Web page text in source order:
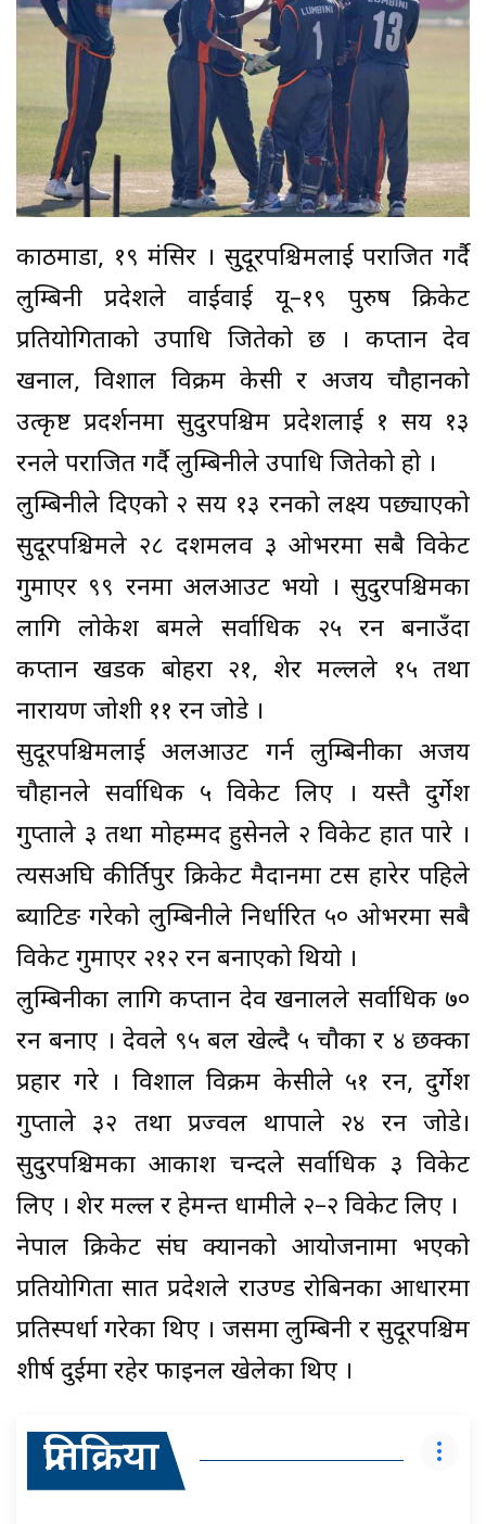
काठमाडौं, १९ मंसिर । सु्दूरपश्चिमलाई पराजित गर्दै
लुम्बिनी प्रदेशले वाईवाई यू–१९ पुरुष क्रिकेट
प्रतियोगिताको उपाधि जितेको छ । कप्तान देव
खनाल, विशाल विक्रम केसी र अजय चौहानको
उत्कृष्ट प्रदर्शनमा सुदुरपश्चिम प्रदेशलाई १ सय १३
रनले पराजित गर्दै लुम्बिनीले उपाधि जितेको हो ।
लुम्बिनीले दिएको २ सय १३ रनको लक्ष्य पछ्याएको
सुदूरपश्चिमले २८ दशमलव ३ ओभरमा सबै विकेट
गुमाएर ९९ रनमा अलआउट भयो । सुदुरपश्चिमका
लागि लोकेश बमले सर्वाधिक २५ रन बनाउँदा
कप्तान खडक बोहरा २१, शेर मल्लले १५ तथा
नारायण जोशी ११ रन जोडे ।
सुदूरपश्चिमलाई अलआउट गर्न लुम्बिनीका अजय
चौहानले सर्वाधिक ५ विकेट लिए । यस्तै दुर्गेश
गुप्ताले ३ तथा मोहम्मद हुसेनले २ विकेट हात पारे ।
त्यसअघि कीर्तिपुर क्रिकेट मैदानमा टस हारेर पहिले
ब्याटिङ गरेको लुम्बिनीले निर्धारित ५० ओभरमा सबै
विकेट गुमाएर २१२ रन बनाएको थियो ।
लुम्बिनीका लागि कप्तान देव खनालले सर्वाधिक ७०
रन बनाए । देवले ९५ बल खेल्दै ५ चौका र ४ छक्का
प्रहार गरे । विशाल विक्रम केसीले ५१ रन, दुर्गेश
गुप्ताले ३२ तथा प्रज्वल थापाले २४ रन जोडे।
सुदुरपश्चिमका आकाश चन्दले सर्वाधिक ३ विकेट
लिए । शेर मल्ल र हेमन्त धामीले २–२ विकेट लिए ।
नेपाल क्रिकेट संघ क्यानको आयोजनामा भएको
प्रतियोगिता सात प्रदेशले राउण्ड रोबिनका आधारमा
प्रतिस्पर्धा गरेका थिए । जसमा लुम्बिनी र सुदूरपश्चिम
शीर्ष दुईमा रहेर फाइनल खेलेका थिए ।
प्रतिक्रिया